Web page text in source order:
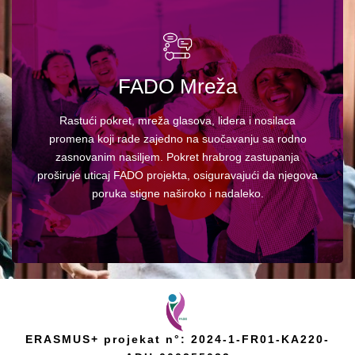
FADO Mreža
Rastući pokret, mreža glasova, lidera i nosilaca
promena koji rade zajedno na suočavanju sa rodno
zasnovanim nasiljem. Pokret hrabrog zastupanja
proširuje uticaj FADO projekta, osiguravajući da njegova
poruka stigne naširoko i nadaleko.
Zastupanje & Uticaj programa—uključivanje
kreatora politika, institucija, i zainteresovanih
strana radi smeštanja FADO metodologije u
strategije prevencije RZN.
Strateško partnerstvo & Umrežavanje—
povezivanje edukatora, umetnika, aktivista, i
centara protiv nasilja radi proširivanja uticaja
FADO projekta širom Evrope i dalje.
ERASMUS+ projekat n°: 2024-1-FR01-KA220-